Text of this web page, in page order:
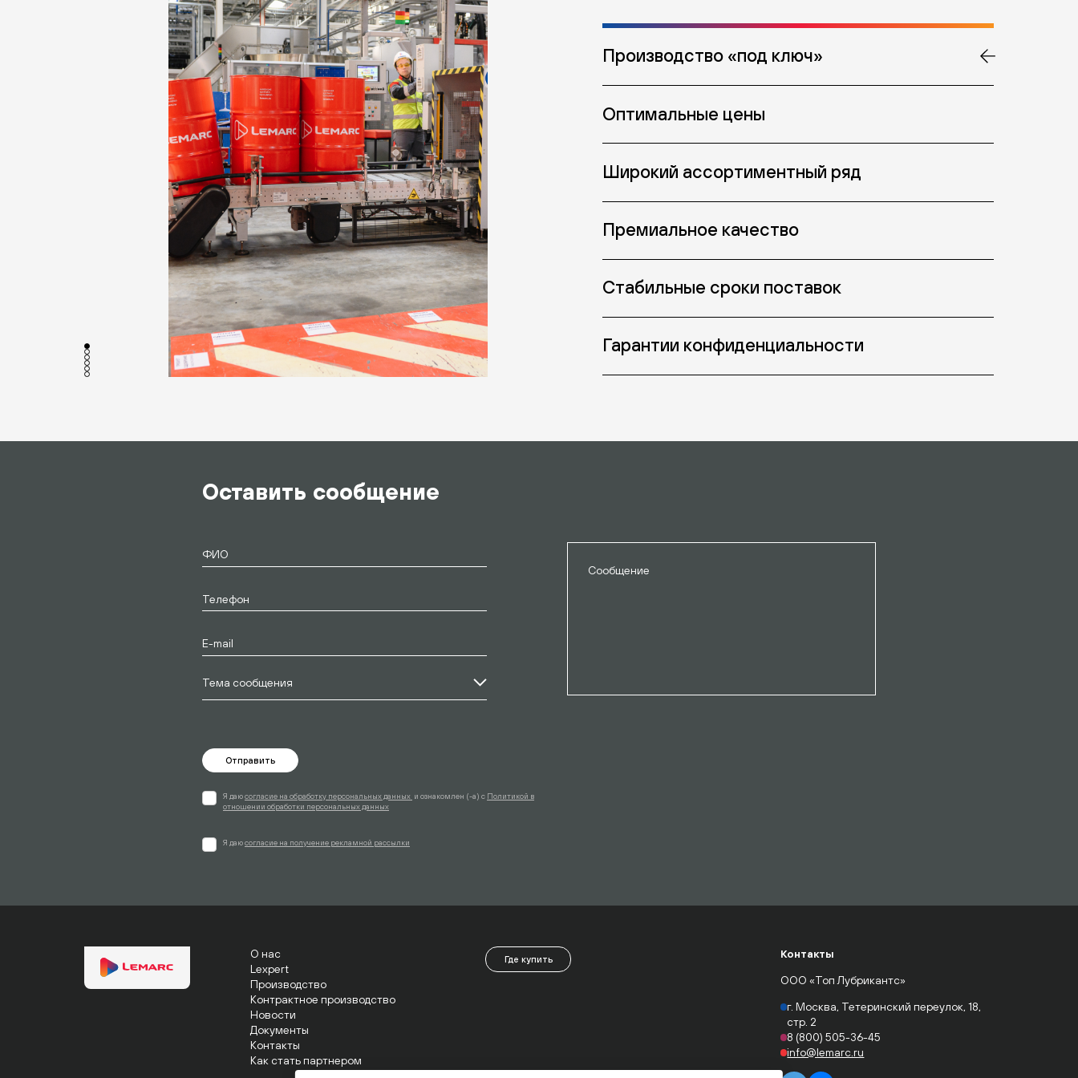
Производство «под ключ»
Оптимальные цены
Широкий ассортиментный ряд
Премиальное качество
Стабильные сроки поставок
Гарантии конфиденциальности
Оставить сообщение
Тема сообщения
Отправить
Я даюсогласие на обработку персональных данных и ознакомлен (-а) с Политикой в
отношении обработки персональных данных
Я даюсогласие на получение рекламной рассылки
О нас
Lexpert
Производство
Контрактное производство
Новости
Документы
Контакты
Как стать партнером
Где купить Контакты
ООО «Топ Лубрикантс»
г. Москва, Тетеринский переулок, 18,
стр. 2
8 (800) 505-36-45
info@lemarc.ru